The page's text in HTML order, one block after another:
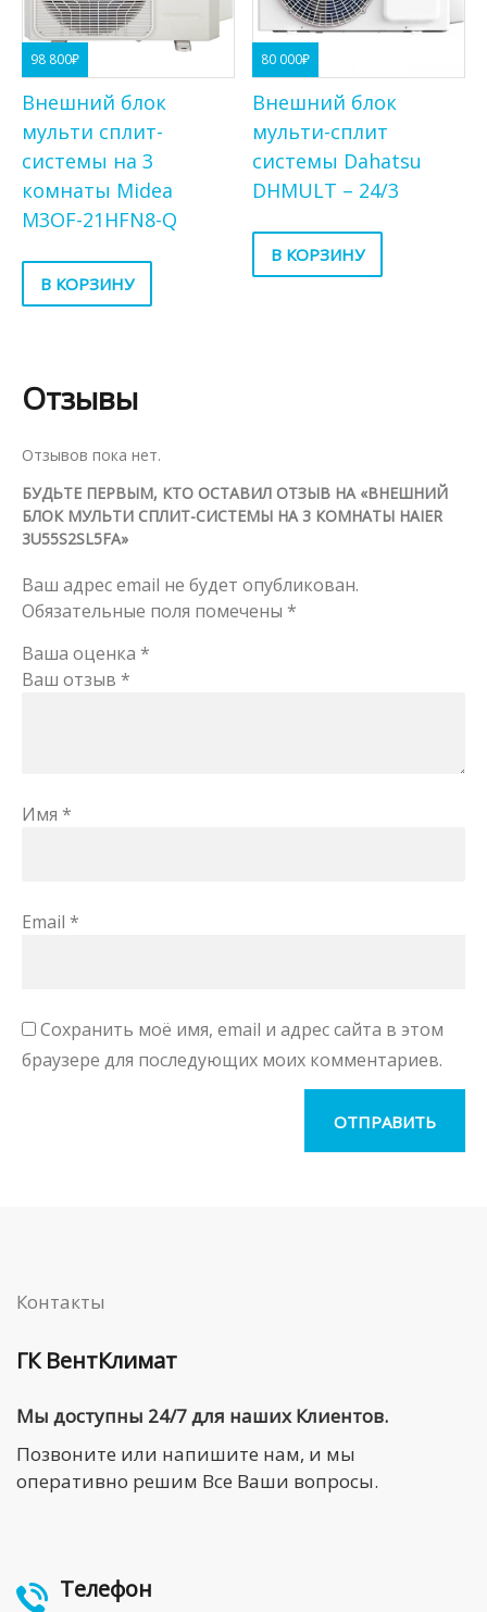
98 800₽
Внешний блок
мульти сплит-
системы на 3
комнаты Midea
M3OF-21HFN8-Q
В КОРЗИНУ
80 000₽
Внешний блок
мульти-сплит
системы Dahatsu
DHMULT – 24/3
В КОРЗИНУ
Отзывы
Отзывов пока нет.
БУДЬТЕ ПЕРВЫМ, КТО ОСТАВИЛ ОТЗЫВ НА «ВНЕШНИЙ
БЛОК МУЛЬТИ СПЛИТ-СИСТЕМЫ НА 3 КОМНАТЫ HAIER
3U55S2SL5FA»
Ваш адрес email не будет опубликован.
Обязательные поля помечены *
Ваша оценка *
Ваш отзыв *
Имя *
Email *
Сохранить моё имя, email и адрес сайта в этом
браузере для последующих моих комментариев.
Контакты
ГК ВентКлимат
Мы доступны 24/7 для наших Клиентов.
Позвоните или напишите нам, и мы
оперативно решим Все Ваши вопросы.
Телефон